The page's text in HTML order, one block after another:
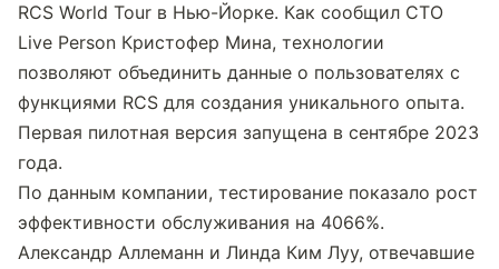
RCS World Tour в Нью-Йорке. Как сообщил CTO
Live Person Кристофер Мина, технологии
позволяют объединить данные о пользователях с
функциями RCS для создания уникального опыта.
Первая пилотная версия запущена в сентябре 2023
года.
По данным компании, тестирование показало рост
эффективности обслуживания на 4066%.
Александр Аллеманн и Линда Ким Луу, отвечавшие